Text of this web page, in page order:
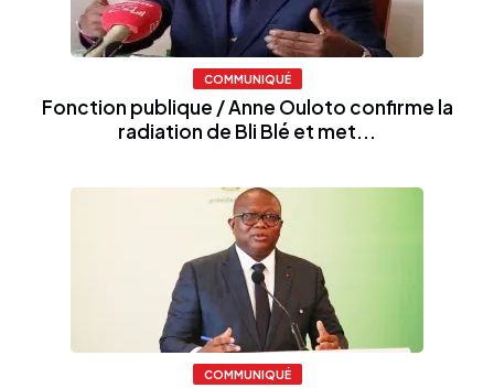
COMMUNIQUÉ
Fonction publique / Anne Ouloto confirme la
radiation de Bli Blé et met...
COMMUNIQUÉ